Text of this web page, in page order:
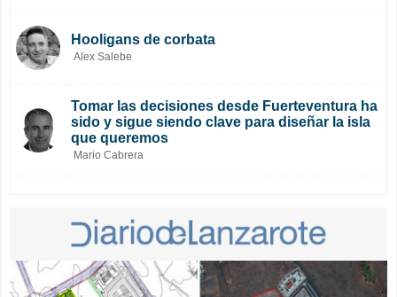
Hooligans de corbata
Alex Salebe
Tomar las decisiones desde Fuerteventura ha
sido y sigue siendo clave para diseñar la isla
que queremos
Mario Cabrera